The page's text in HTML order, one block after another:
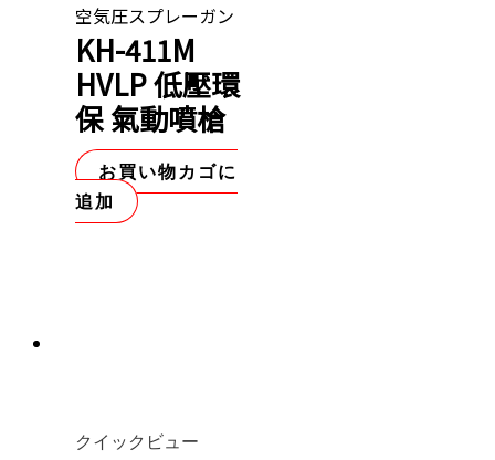
空気圧スプレーガン
KH-411M
HVLP 低壓環
保 氣動噴槍
お買い物カゴに
追加
クイックビュー